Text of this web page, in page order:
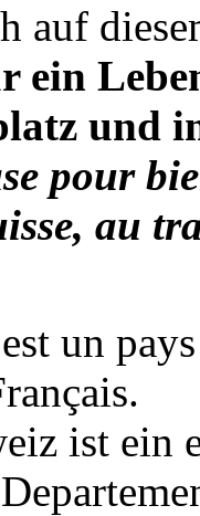
auf
ein
und
pour
au
un
ist ein